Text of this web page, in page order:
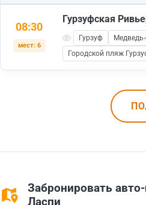
08:30
мест: 6
Гурзуфская
Гурзуф
Городской пляж
Забронировать
Ласпи